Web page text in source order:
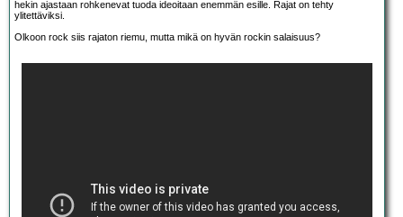
hekin ajastaan rohkenevat tuoda ideoitaan enemmän esille. Rajat on tehty
ylitettäviksi.
Olkoon rock siis rajaton riemu, mutta mikä on hyvän rockin salaisuus?